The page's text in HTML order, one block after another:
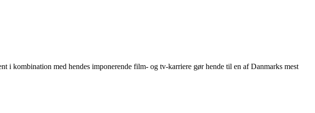
i kombination med hendes imponerende film- og tv-karriere gør hende til en af Danmarks mest